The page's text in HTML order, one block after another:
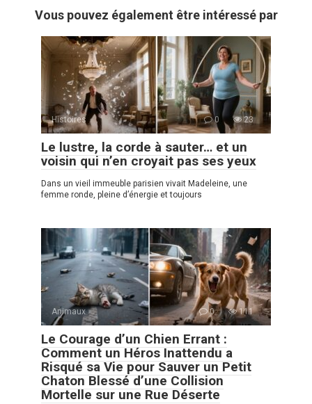
Vous pouvez également être intéressé par
Histoires 0 23
Le lustre, la corde à sauter… et un
voisin qui n’en croyait pas ses yeux
Dans un vieil immeuble parisien vivait Madeleine, une
femme ronde, pleine d’énergie et toujours
Animaux 0 111
Le Courage d’un Chien Errant :
Comment un Héros Inattendu a
Risqué sa Vie pour Sauver un Petit
Chaton Blessé d’une Collision
Mortelle sur une Rue Déserte